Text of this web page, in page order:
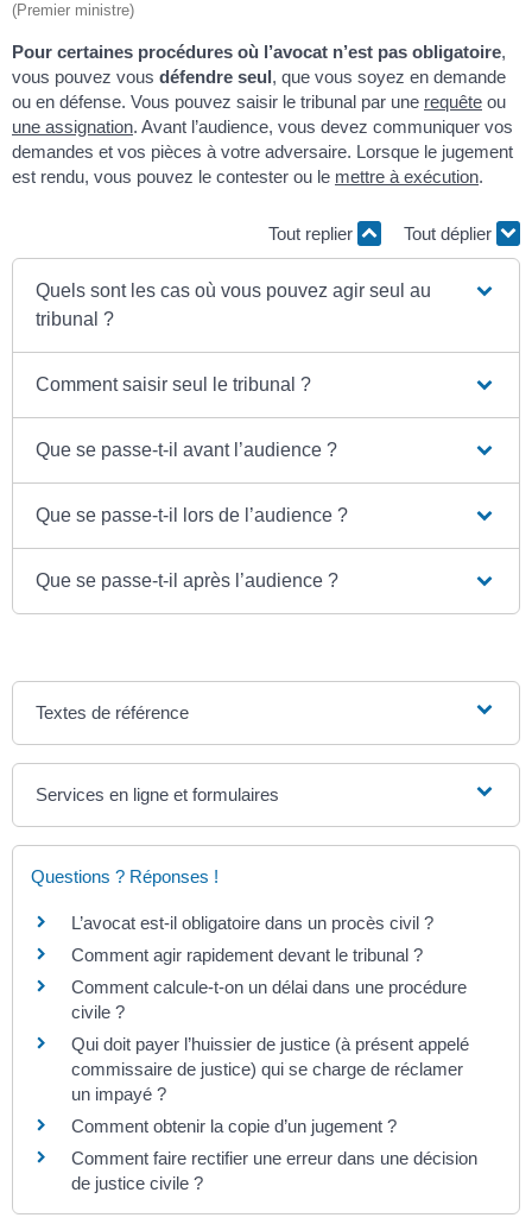
(Premier ministre)
Pour certaines procédures où l’avocat n’est pas obligatoire,
vous pouvez vous défendre seul, que vous soyez en demande
ou en défense. Vous pouvez saisir le tribunal par une requête ou
une assignation. Avant l’audience, vous devez communiquer vos
demandes et vos pièces à votre adversaire. Lorsque le jugement
est rendu, vous pouvez le contester ou le mettre à exécution.
Tout replier Tout déplier
Quels sont les cas où vous pouvez agir seul au
tribunal ?
Comment saisir seul le tribunal ?
Que se passe-t-il avant l’audience ?
Que se passe-t-il lors de l’audience ?
Que se passe-t-il après l’audience ?
Textes de référence
Services en ligne et formulaires
Questions ? Réponses !
L’avocat est-il obligatoire dans un procès civil ?
Comment agir rapidement devant le tribunal ?
Comment calcule-t-on un délai dans une procédure
civile ?
Qui doit payer l’huissier de justice (à présent appelé
commissaire de justice) qui se charge de réclamer
un impayé ?
Comment obtenir la copie d’un jugement ?
Comment faire rectifier une erreur dans une décision
de justice civile ?